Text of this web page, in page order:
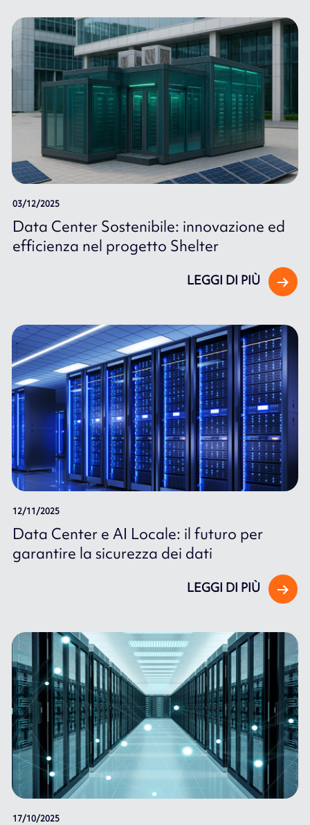
03/12/2025
Data Center Sostenibile: innovazione ed
efficienza nel progetto Shelter
LEGGI DI PIÙ
12/11/2025
Data Center e AI Locale: il futuro per
garantire la sicurezza dei dati
LEGGI DI PIÙ
17/10/2025